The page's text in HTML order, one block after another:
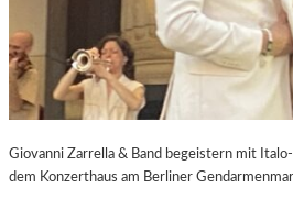
Giovanni Zarrella & Band begeistern mit
dem Konzerthaus am Berliner